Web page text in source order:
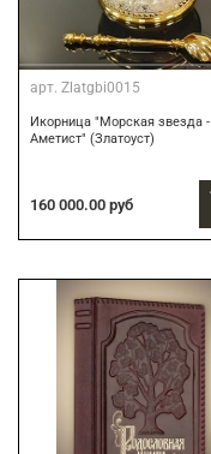
арт. Zlatgbi0015
Икорница "Морская звезда -
Аметист" (Златоуст)
160 000.00 руб